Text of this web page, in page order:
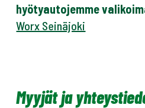
hyötyautojemme
Worx Seinäjoki
Myyjät ja